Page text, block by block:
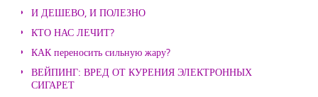
И ДЕШЕВО, И ПОЛЕЗНО
КТО НАС ЛЕЧИТ?
КАК переносить сильную жару?
ВЕЙПИНГ: ВРЕД ОТ КУРЕНИЯ ЭЛЕКТРОННЫХ
СИГАРЕТ